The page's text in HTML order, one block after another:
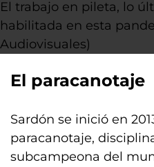
El trabajo en pileta, lo
habilitada en esta
Audiovisuales)
El paracanotaje
Sardón se inició en
paracanotaje,
subcampeona del